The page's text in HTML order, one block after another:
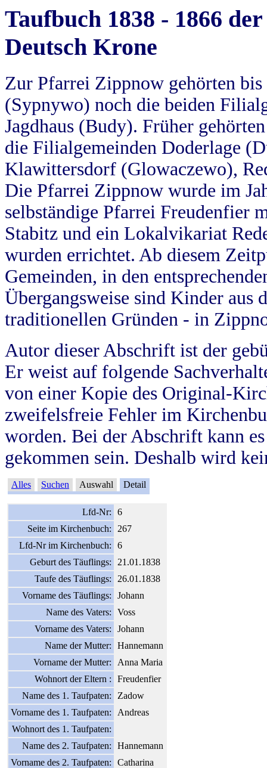
Taufbuch 1838 - 1866
Deutsch Krone
Zur Pfarrei Zippnow gehörten
(Sypnywo) noch die beiden
Jagdhaus (Budy). Früher
die Filialgemeinden Doderlage
Klawittersdorf (Glowaczewo),
Die Pfarrei Zippnow wurde im
selbständige Pfarrei Freudenfier
Stabitz und ein Lokalvikariat
wurden errichtet. Ab diesem
Gemeinden, in den
Übergangsweise sind Kinder aus
traditionellen Gründen - in
Autor dieser Abschrift ist der
Er weist auf folgende
von einer Kopie des Original-
zweifelsfreie Fehler im
worden. Bei der Abschrift kann
gekommen sein. Deshalb wird
Alles Suchen Auswahl Detail
Lfd-Nr:
6
Seite im Kirchenbuch:
267
Lfd-Nr im Kirchenbuch:
6
Geburt des Täuflings:
21.01.1838
Taufe des Täuflings:
26.01.1838
Vorname des Täuflings:
Johann
Name des Vaters:
Voss
Vorname des Vaters:
Johann
Name der Mutter:
Hannemann
Vorname der Mutter:
Anna Maria
Wohnort der Eltern :
Freudenfier
Name des 1. Taufpaten:
Zadow
Vorname des 1. Taufpaten:
Andreas
Wohnort des 1. Taufpaten:
Name des 2. Taufpaten:
Hannemann
Vorname des 2. Taufpaten:
Catharina